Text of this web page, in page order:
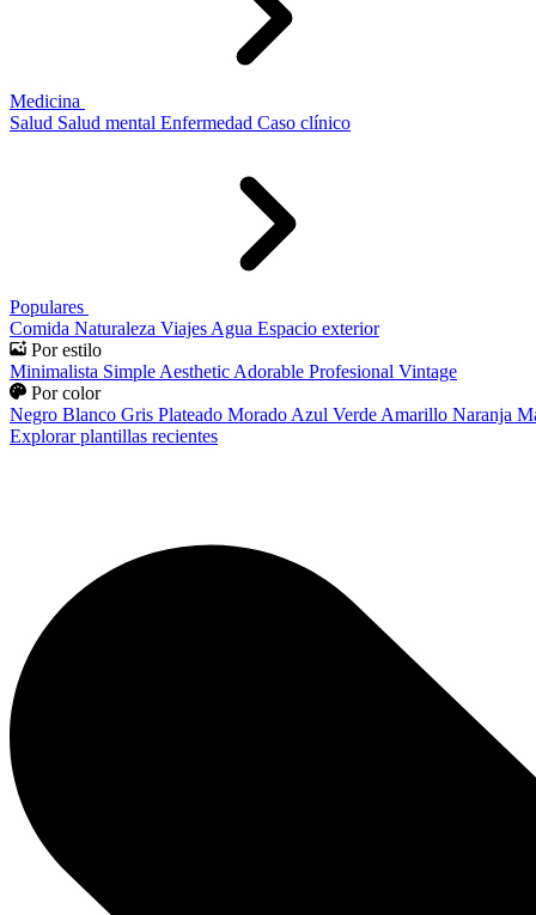
Medicina
Salud Salud mental Enfermedad Caso clínico
Populares
Comida Naturaleza Viajes Agua Espacio exterior
Por estilo
Minimalista Simple Aesthetic Adorable Profesional Vintage
Por color
Negro Blanco Gris Plateado Morado Azul Verde Amarillo Naranja
Explorar plantillas recientes